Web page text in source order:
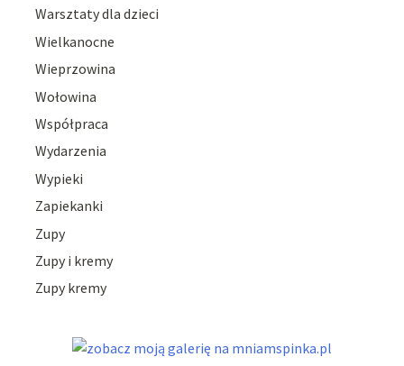
Warsztaty dla dzieci
Wielkanocne
Wieprzowina
Wołowina
Współpraca
Wydarzenia
Wypieki
Zapiekanki
Zupy
Zupy i kremy
Zupy kremy